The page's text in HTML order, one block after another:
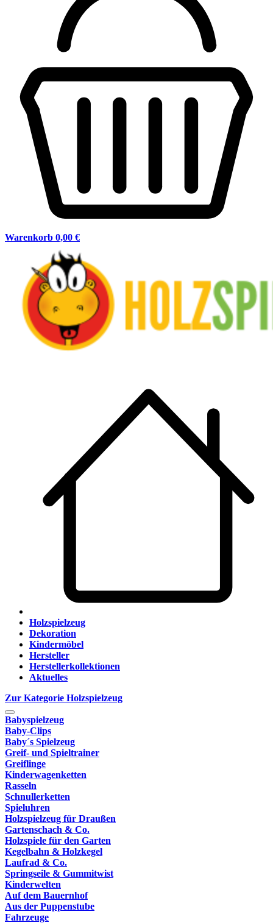
Warenkorb 0,00 €
Holzspielzeug
Dekoration
Kindermöbel
Hersteller
Herstellerkollektionen
Aktuelles
Zur Kategorie Holzspielzeug
Babyspielzeug
Baby-Clips
Baby´s Spielzeug
Greif- und Spieltrainer
Greiflinge
Kinderwagenketten
Rasseln
Schnullerketten
Spieluhren
Holzspielzeug für Draußen
Gartenschach & Co.
Holzspiele für den Garten
Kegelbahn & Holzkegel
Laufrad & Co.
Springseile & Gummitwist
Kinderwelten
Auf dem Bauernhof
Aus der Puppenstube
Fahrzeuge